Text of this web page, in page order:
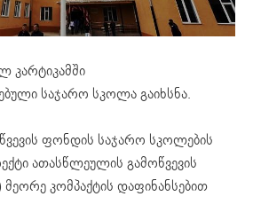
კარტიკამში
საჯარო სკოლა გაიხსნა.
ფონდის საჯარო სკოლების
ათასწლეულის გამოწვევის
კომპაქტის დაფინანსებით